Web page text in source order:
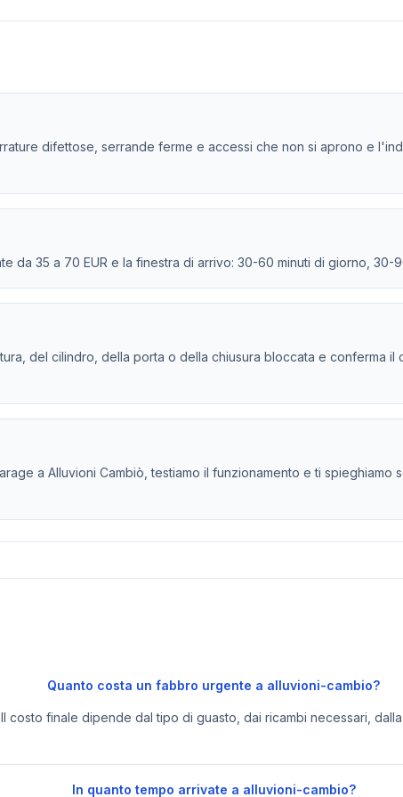
difettose, serrande ferme e accessi che non si aprono e
da 35 a 70 EUR e la finestra di arrivo: 30-60 minuti di giorno,
del cilindro, della porta o della chiusura bloccata e conferma il
a Alluvioni Cambiò, testiamo il funzionamento e ti
Quanto costa un fabbro urgente a alluvioni-cambio?
costo finale dipende dal tipo di guasto, dai ricambi necessari,
In quanto tempo arrivate a alluvioni-cambio?